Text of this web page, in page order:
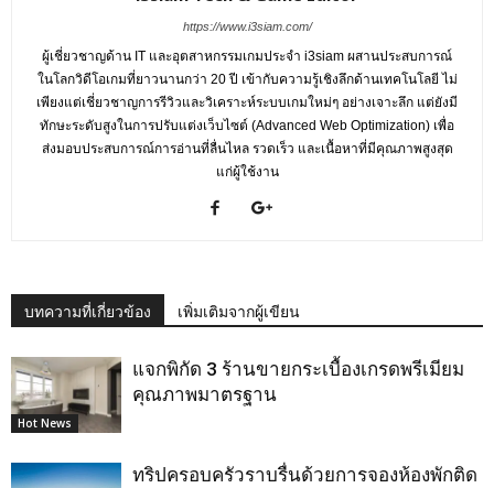
https://www.i3siam.com/
ผู้เชี่ยวชาญด้าน IT และอุตสาหกรรมเกมประจำ i3siam ผสานประสบการณ์
ในโลกวิดีโอเกมที่ยาวนานกว่า 20 ปี เข้ากับความรู้เชิงลึกด้านเทคโนโลยี ไม่
เพียงแต่เชี่ยวชาญการรีวิวและวิเคราะห์ระบบเกมใหม่ๆ อย่างเจาะลึก แต่ยังมี
ทักษะระดับสูงในการปรับแต่งเว็บไซต์ (Advanced Web Optimization) เพื่อ
ส่งมอบประสบการณ์การอ่านที่ลื่นไหล รวดเร็ว และเนื้อหาที่มีคุณภาพสูงสุด
แก่ผู้ใช้งาน
บทความที่เกี่ยวข้อง เพิ่มเติมจากผู้เขียน
Hot News
แจกพิกัด 3 ร้านขายกระเบื้องเกรดพรีเมียม
คุณภาพมาตรฐาน
ทริปครอบครัวราบรื่นด้วยการจองห้องพักติด